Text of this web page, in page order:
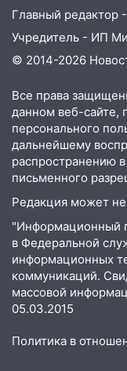
Главный редактор
Учредитель - ИП
© 2014-2026
Все права
данном веб-сайте,
персонального
дальнейшему
распространению
письменного
Редакция может не
"Информационный
в Федеральной
информационных
коммуникаций.
массовой
05.03.2015
Политика в